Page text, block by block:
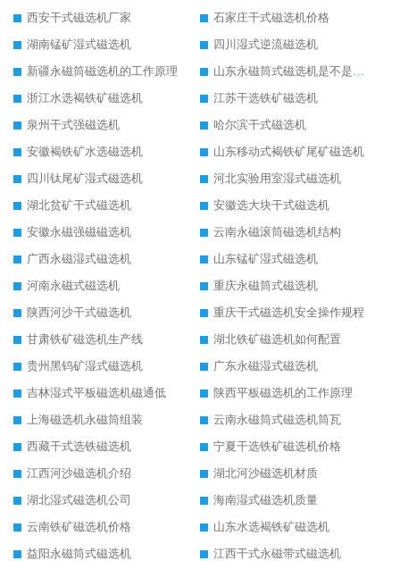
西安干式磁选机厂家
石家庄干式磁选机价格
湖南锰矿湿式磁选机
四川湿式逆流磁选机
新疆永磁筒磁选机的工作原理
山东永磁筒式磁选机是不是强磁
浙江水选褐铁矿磁选机
江苏干选铁矿磁选机
泉州干式强磁选机
哈尔滨干式磁选机
安徽褐铁矿水选磁选机
山东移动式褐铁矿尾矿磁选机
四川钛尾矿湿式磁选机
河北实验用室湿式磁选机
湖北贫矿干式磁选机
安徽选大块干式磁选机
安徽永磁强磁磁选机
云南永磁滚筒磁选机结构
广西永磁湿式磁选机
山东锰矿湿式磁选机
河南永磁式磁选机
重庆永磁筒式磁选机
陕西河沙干式磁选机
重庆干式磁选机安全操作规程
甘肃铁矿磁选机生产线
湖北铁矿磁选机如何配置
贵州黑钨矿湿式磁选机
广东永磁湿式磁选机
吉林湿式平板磁选机磁通低
陕西平板磁选机的工作原理
上海磁选机永磁筒组装
云南永磁筒式磁选机筒瓦
西藏干式选铁磁选机
宁夏干选铁矿磁选机价格
江西河沙磁选机介绍
湖北河沙磁选机材质
湖北湿式磁选机公司
海南湿式磁选机质量
云南铁矿磁选机价格
山东水选褐铁矿磁选机
益阳永磁筒式磁选机
江西干式永磁带式磁选机